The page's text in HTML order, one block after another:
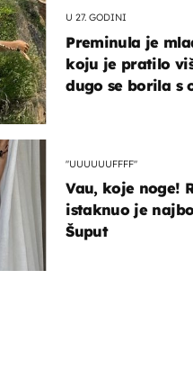
U 27. GODINI
Preminula je
koju je pratilo
dugo se borila s
"UUUUUUFFFF"
Vau, koje noge!
istaknuo je
Šuput